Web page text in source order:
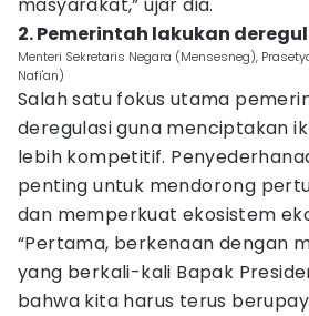
2. Pemerintah lakukan
Menteri Sekretaris Negara (Mensesneg),
Nafi'an)
Salah satu fokus utama
deregulasi guna menciptakan
lebih kompetitif.
penting untuk mendorong
dan memperkuat ekosistem
“Pertama, berkenaan dengan
yang berkali-kali Bapak
bahwa kita harus terus